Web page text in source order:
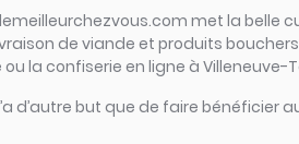
met la belle
de viande et produits
la confiserie en ligne à
d’autre but que de faire bénéficier